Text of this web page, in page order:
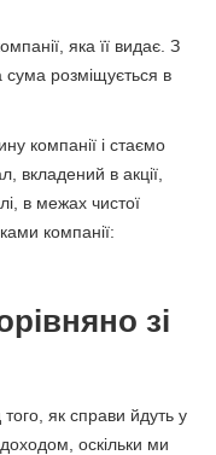
яка її видає. З
сума розміщується в
компанії і стаємо
вкладений в акції,
в межах чистої
компанії:
зі
того, як справи йдуть у
оскільки ми